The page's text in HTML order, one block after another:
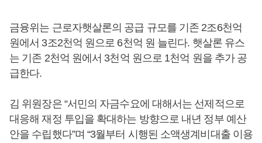
금융위는 근로자햇살론의 공급 규모를 기존 2조6천억
원에서 3조2천억 원으로 6천억 원 늘린다. 햇살론 유스
는 기존 2천억 원에서 3천억 원으로 1천억 원을 추가 공
급한다.
김 위원장은 “서민의 자금수요에 대해서는 선제적으로
대응해 재정 투입을 확대하는 방향으로 내년 정부 예산
안을 수립했다”며 “3월부터 시행된 소액생계비대출 이용